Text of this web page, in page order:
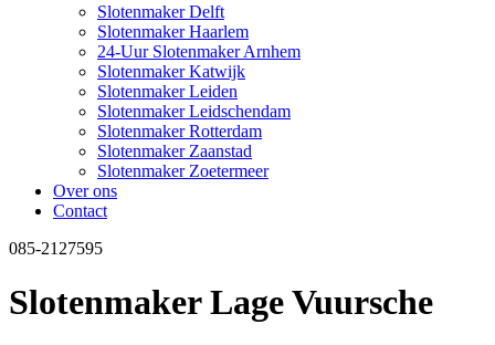
Slotenmaker Delft
Slotenmaker Haarlem
24-Uur Slotenmaker Arnhem
Slotenmaker Katwijk
Slotenmaker Leiden
Slotenmaker Leidschendam
Slotenmaker Rotterdam
Slotenmaker Zaanstad
Slotenmaker Zoetermeer
Over ons
Contact
085-2127595
Slotenmaker Lage Vuursche